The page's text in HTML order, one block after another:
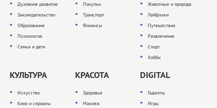
Духовное развитие
Законодательство
Образование
Психология
Семья и дети
Покупки
Транспорт
Финансы
Животные и природа
Лайфхаки
Путешествия
Развлечения
Спорт
Хобби
КУЛЬТУРА
Искусство
Кино и сериалы
КРАСОТА
Здоровье
Макияж
DIGITAL
Гаджеты
Игры